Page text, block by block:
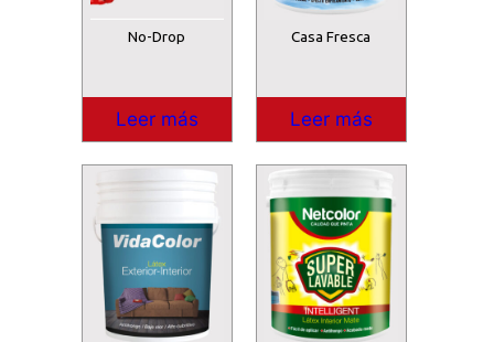
No-Drop
Leer más
Casa Fresca
Leer más